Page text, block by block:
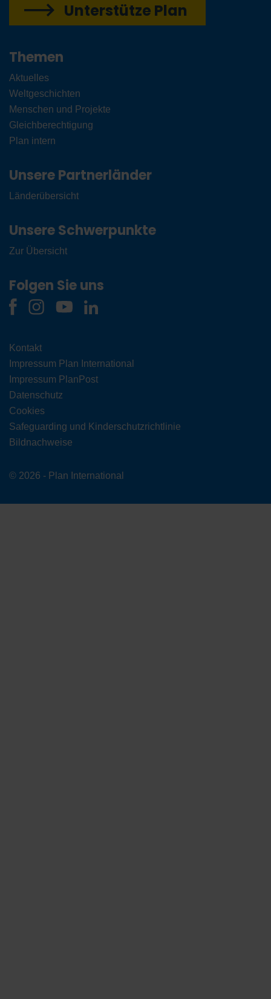
Unterstütze Plan
Themen
Aktuelles
Weltgeschichten
Menschen und Projekte
Gleichberechtigung
Plan intern
Unsere Partnerländer
Länderübersicht
Unsere Schwerpunkte
Zur Übersicht
Folgen Sie uns
Kontakt
Impressum Plan International
Impressum PlanPost
Datenschutz
Cookies
Safeguarding und Kinderschutzrichtlinie
Bildnachweise
© 2026 - Plan International